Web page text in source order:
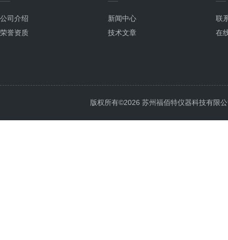
公司介绍
荣誉资质
新闻中心
技术文章
联
在
版权所有©2026 苏州福佰特仪器科技有限